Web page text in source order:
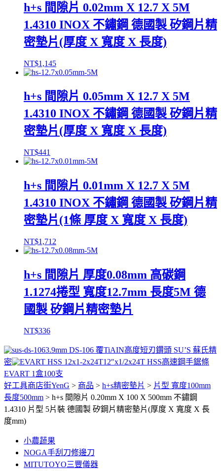
h+s 間隙片 0.02mm X 12.7 X 5M
1.4310 INOX 不鏽鋼 德國製 矽鋼片精
密墊片(厚度 X 寬度 X 長度)
NT$1,145
h+s 間隙片 0.05mm X 12.7 X 5M
1.4310 INOX 不鏽鋼 德國製 矽鋼片精
密墊片(厚度 X 寬度 X 長度)
NT$441
h+s 間隙片 0.01mm X 12.7 X 5M
1.4310 INOX 不鏽鋼 德國製 矽鋼片精
密墊片(1條 厚度 X 寬度 X 長度)
NT$1,712
h+s 間隙片 厚度0.08mm 高碳鋼
1.1274捲型 寬度12.7mm 長度5M 德
國製 矽鋼片精密墊片
NT$336
3.9mm DS-106 覆TiAIN高度短刃鑽頭 SU’S 蘇氏精
密
12″x1/2x24T HSS高速鋼手鋸條
EVART 1盒100支
好工具商店街YenG > 商品 > h+s精密墊片 > 片型 寬度100mm
長度500mm > h+s 間隙片 0.20mm X 100 X 500mm 不鏽鋼
1.4310 片型 5片裝 德國製 矽鋼片精密墊片(厚度 X 寬度 X 長
度mm)
小農蔬果
NOGA手刮刀修邊刀
MITUTOYO三豐儀器